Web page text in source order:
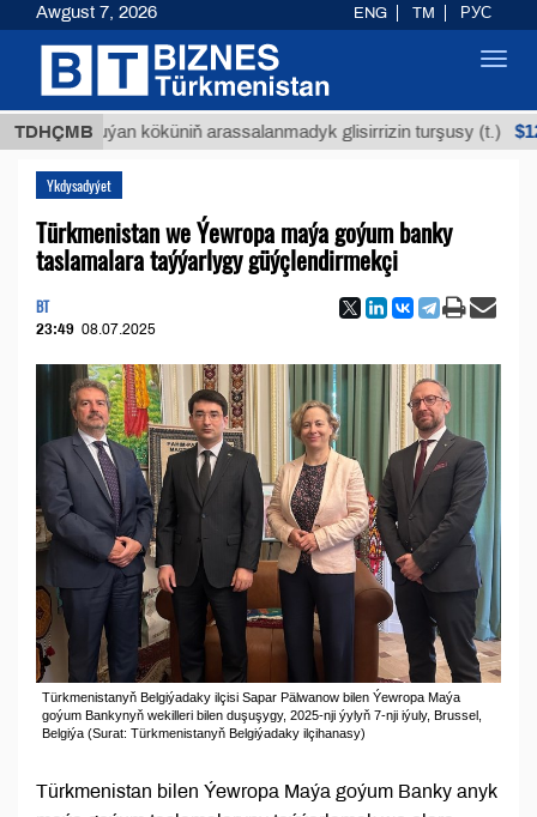
TDHÇMB
Buýan köküniň arassalanmadyk glisirrizin turşusy (t.) $12935,18
Ykdysadyýet
Türkmenistan we Ýewropa maýa goýum banky
taslamalara taýýarlygy güýçlendirmekçi
BT
23:49 08.07.2025
Türkmenistanyň Belgiýadaky ilçisi Sapar Pälwanow bilen Ýewropa Maýa
goýum Bankynyň wekilleri bilen duşuşygy, 2025-nji ýylyň 7-nji iýuly, Brussel,
Belgiýa (Surat: Türkmenistanyň Belgiýadaky ilçihanasy)
Türkmenistan bilen Ýewropa Maýa goýum Banky anyk
Awgust 7, 2026 ENG TM РУС